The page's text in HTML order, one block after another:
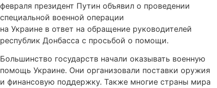
февраля президент Путин объявил о проведении
специальной военной операции
на Украине в ответ на обращение руководителей
республик Донбасса с просьбой о помощи.
Большинство государств начали оказывать военную
помощь Украине. Они организовали поставки оружия
и финансовую поддержку. Также многие страны мира